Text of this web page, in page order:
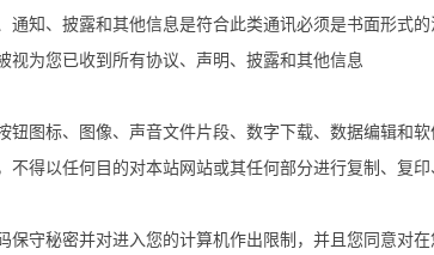
通知、披露和其他信息是符合此类通讯必须是书面形式
视为您已收到所有协议、声明、披露和其他信息
图标、图像、声音文件片段、数字下载、数据编辑和
不得以任何目的对本站网站或其任何部分进行复制、复
保守秘密并对进入您的计算机作出限制，并且您同意对